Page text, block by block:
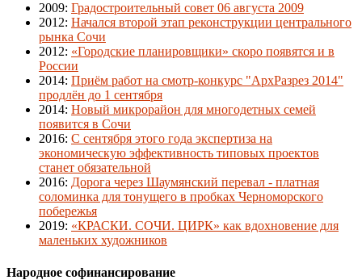
2009: Градостроительный совет 06 августа 2009
2012: Начался второй этап реконструкции центрального
рынка Сочи
2012: «Городские планировщики» скоро появятся и в
России
2014: Приём работ на смотр-конкурс "АрхРазрез 2014"
продлён до 1 сентября
2014: Новый микрорайон для многодетных семей
появится в Сочи
2016: С сентября этого года экспертиза на
экономическую эффективность типовых проектов
станет обязательной
2016: Дорога через Шаумянский перевал - платная
соломинка для тонущего в пробках Черноморского
побережья
2019: «КРАСКИ. СОЧИ. ЦИРК» как вдохновение для
маленьких художников
Народное софинансирование